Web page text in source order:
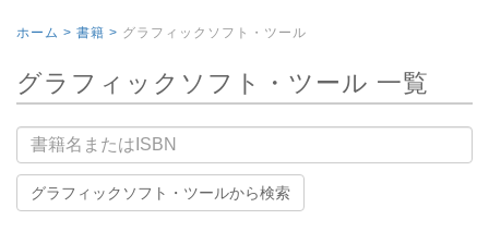
ホーム > 書籍 > グラフィックソフト・ツール
グラフィックソフト・ツール 一覧
書籍名
グラフィックソフト・ツールから検索